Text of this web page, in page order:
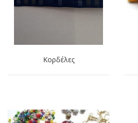
Κορδέλες